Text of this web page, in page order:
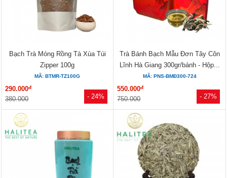
- 24%
Bạch Trà Móng Rồng Tà Xùa Túi
Zipper 100g
MÃ: BTMR-TZ100G
290.000đ
380.000 - 27%
Trà Bánh Bạch Mẫu Đơn Tây Côn
Lĩnh Hà Giang 300gr/bánh - Hộp...
MÃ: PNS-BMĐ300-724
550.000đ
750.000